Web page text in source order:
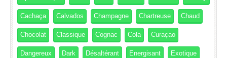
Cachaça Calvados Champagne Chartreuse Chaud
Chocolat Classique Cognac Cola Curaçao
Dangereux Dark Désaltérant Energisant Exotique